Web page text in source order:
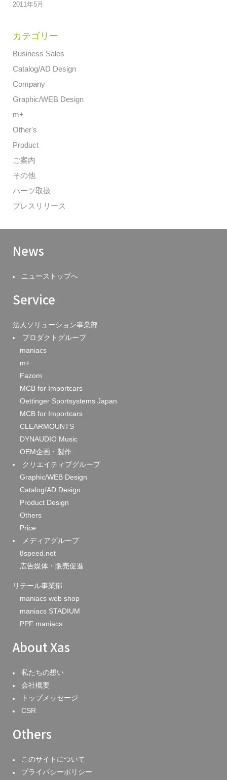
2011年5月
カテゴリー
Business Sales
Catalog/AD Design
Company
Graphic/WEB Design
m+
Other's
Product
ご案内
その他
パーツ取扱
プレスリリース
News
ニューストップへ
Service
法人ソリューション事業部
プロダクトグループ
maniacs
m+
Fazom
MCB for Importcars
Oettinger Sportsystems Japan
MCB for Importcars
CLEARMOUNTS
DYNAUDIO Music
OEM企画・製作
クリエイティブグループ
Graphic/WEB Design
Catalog/AD Design
Product Design
Others
Price
メディアグループ
8speed.net
広告媒体・販売促進
リテール事業部
maniacs web shop
maniacs STADIUM
PPF maniacs
About Xas
私たちの想い
会社概要
トップメッセージ
CSR
Others
このサイトについて
プライバシーポリシー